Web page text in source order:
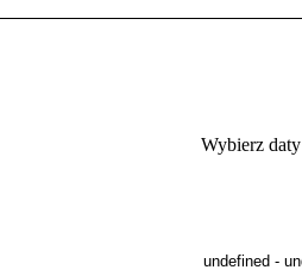
Wybierz daty